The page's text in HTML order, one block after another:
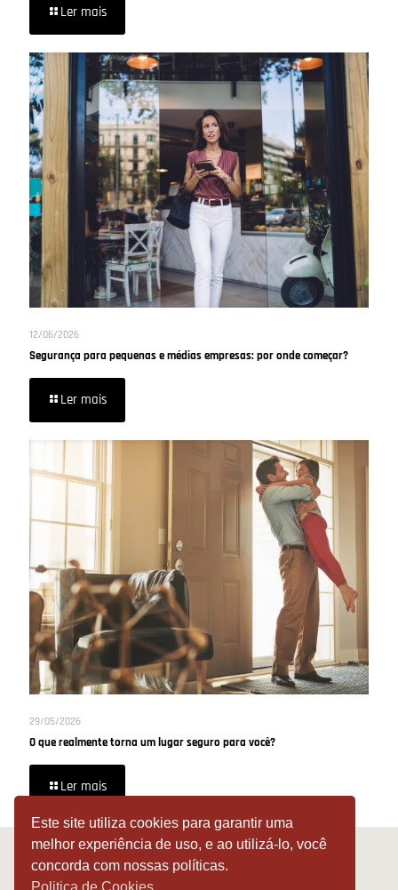
Ler mais
12/06/2026
Segurança para pequenas e médias empresas: por onde começar?
Ler mais
29/05/2026
O que realmente torna um lugar seguro para você?
Ler mais
Protector | Rua Almirante Barroso, 132 | Centro - Novo Hamburgo -
Este site utiliza cookies para garantir uma
melhor experiência de uso, e ao utilizá-lo, você
concorda com nossas políticas.
Politica de Cookies